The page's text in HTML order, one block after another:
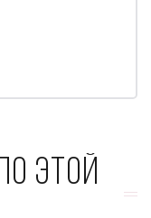
этой